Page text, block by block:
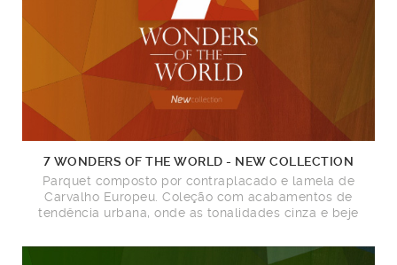
7 WONDERS OF THE WORLD - NEW COLLECTION
Parquet composto por contraplacado e lamela de
Carvalho Europeu. Coleção com acabamentos de
tendência urbana, onde as tonalidades cinza e beje